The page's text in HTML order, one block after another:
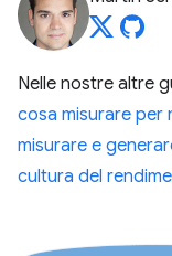
Nelle nostre altre
cosa misurare per
misurare e
cultura del